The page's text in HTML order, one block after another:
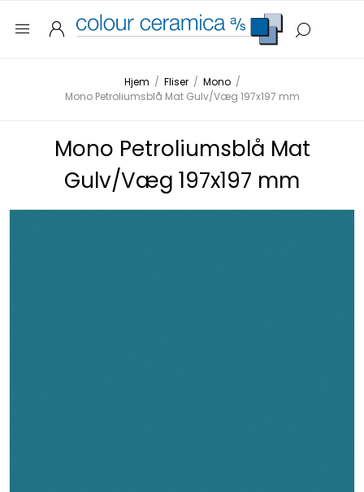
Hjem / Fliser / Mono /
Mono Petroliumsblå Mat Gulv/Væg 197x197 mm
Mono Petroliumsblå Mat
Gulv/Væg 197x197 mm